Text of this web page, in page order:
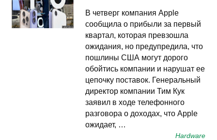
В четверг компания Apple
сообщила о прибыли за первый
квартал, которая превзошла
ожидания, но предупредила, что
пошлины США могут дорого
обойтись компании и нарушат ее
цепочку поставок. Генеральный
директор компании Тим Кук
заявил в ходе телефонного
разговора о доходах, что Apple
ожидает, …
Hardware